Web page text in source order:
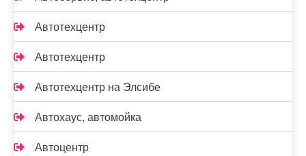
Автотехцентр
Автотехцентр
Автотехцентр на Элсибе
Автохаус, автомойка
Автоцентр